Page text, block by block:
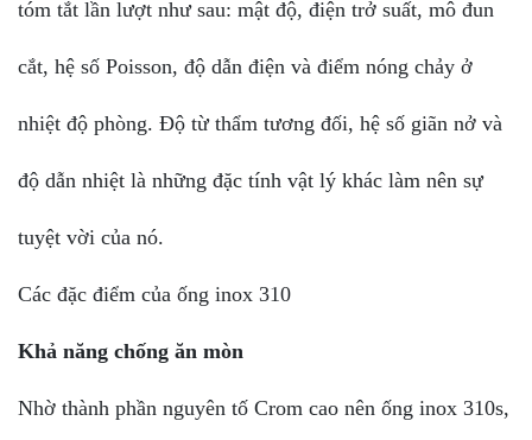
tóm tắt lần lượt như sau: mật độ, điện trở suất, mô đun
cắt, hệ số Poisson, độ dẫn điện và điểm nóng chảy ở
nhiệt độ phòng. Độ từ thẩm tương đối, hệ số giãn nở và
độ dẫn nhiệt là những đặc tính vật lý khác làm nên sự
tuyệt vời của nó.
Các đặc điểm của ống inox 310
Khả năng chống ăn mòn
Nhờ thành phần nguyên tố Crom cao nên ống inox 310s,